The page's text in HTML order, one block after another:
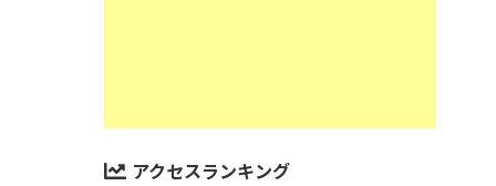
アクセスランキング